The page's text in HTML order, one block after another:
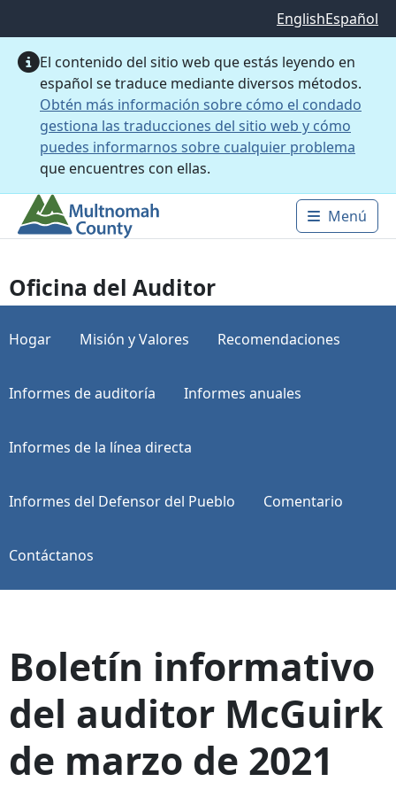
EnglishEspañol
El contenido del sitio web que estás leyendo en
español se traduce mediante diversos métodos.
Obtén más información sobre cómo el condado
gestiona las traducciones del sitio web y cómo
puedes informarnos sobre cualquier problema
que encuentres con ellas.
Main
Menú
Oficina del Auditor
Hogar Misión y Valores Recomendaciones
Informes de auditoría Informes anuales
Informes de la línea directa
Informes del Defensor del Pueblo Comentario
Contáctanos
Boletín informativo
del auditor McGuirk
de marzo de 2021